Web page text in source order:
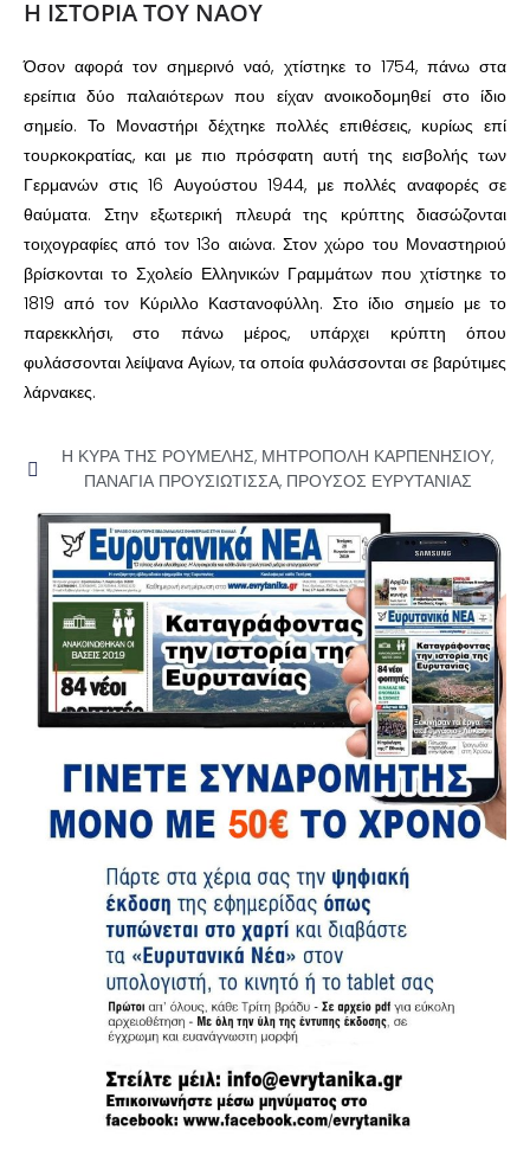
Η ΙΣΤΟΡΙΑ ΤΟΥ ΝΑΟΥ
Όσον αφορά τον σημερινό ναό, χτίστηκε το 1754, πάνω στα
ερείπια δύο παλαιότερων που είχαν ανοικοδομηθεί στο ίδιο
σημείο. Το Μοναστήρι δέχτηκε πολλές επιθέσεις, κυρίως επί
τουρκοκρατίας, και με πιο πρόσφατη αυτή της εισβολής των
Γερμανών στις 16 Αυγούστου 1944, με πολλές αναφορές σε
θαύματα. Στην εξωτερική πλευρά της κρύπτης διασώζονται
τοιχογραφίες από τον 13ο αιώνα. Στον χώρο του Μοναστηριού
βρίσκονται το Σχολείο Ελληνικών Γραμμάτων που χτίστηκε το
1819 από τον Κύριλλο Καστανοφύλλη. Στο ίδιο σημείο με το
παρεκκλήσι, στο πάνω μέρος, υπάρχει κρύπτη όπου
φυλάσσονται λείψανα Αγίων, τα οποία φυλάσσονται σε βαρύτιμες
λάρνακες.
Η ΚΥΡΑ ΤΗΣ ΡΟΥΜΕΛΗΣ, ΜΗΤΡΟΠΟΛΗ ΚΑΡΠΕΝΗΣΙΟΥ,
ΠΑΝΑΓΙΑ ΠΡΟΥΣΙΩΤΙΣΣΑ, ΠΡΟΥΣΟΣ ΕΥΡΥΤΑΝΙΑΣ